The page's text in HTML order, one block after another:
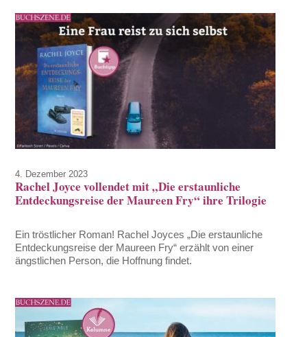
4. Dezember 2023
Rachel Joyce vollendet mit „Die erstaunliche
Entdeckungsreise der Maureen Fry“ ihre Trilogie
Ein tröstlicher Roman! Rachel Joyces „Die erstaunliche
Entdeckungsreise der Maureen Fry“ erzählt von einer
ängstlichen Person, die Hoffnung findet.